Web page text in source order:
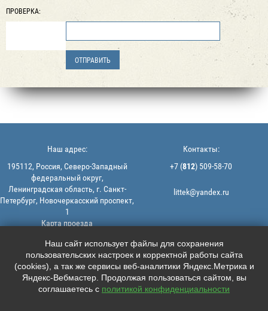
ПРОВЕРКА:
© 2013-2026 | ООО "ЛИТТЕК" -
производство и продажа РТИ
ИНН: 7806523560 | ОГРН:
1147847126162
Политика конфиденциальности |
Пользовательское соглашение
Наш адрес:
195112, Россия, Северо-Западный
федеральный округ,
Ленинградская область, г. Санкт-
Петербург, Новочеркасский проспект,
1
Карта проезда
Контакты:
+7 (812) 509-58-70
littek@yandex.ru
Мы в соцсетях:
    
Наш сайт использует файлы для сохранения
пользовательских настроек и корректной работы сайта
(cookies), а так же сервисы веб-аналитики Яндекс.Метрика и
Яндекс-Вебмастер. Продолжая пользоваться сайтом, вы
соглашаетесь с политикой конфиденциальности